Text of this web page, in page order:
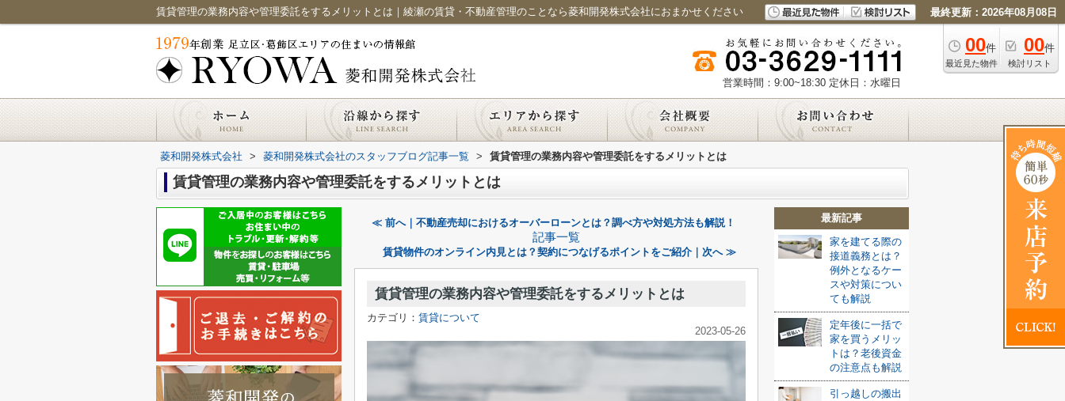
賃貸管理の業務内容や管理委託をするメリットとは｜綾瀬の賃貸・不動産管理のことなら菱和開発株式会社におまかせください 最終更新：2026年08月08日
00件
最近見た物件
00件
検討リスト
営業時間：9:00~18:30 定休日：水曜日
菱和開発株式会社 > 菱和開発株式会社のスタッフブログ記事一覧 > 賃貸管理の業務内容や管理委託をするメリットとは
賃貸管理の業務内容や管理委託をするメリットとは
≪ 前へ｜不動産売却におけるオーバーローンとは？調べ方や対処方法も解説！
記事一覧
賃貸物件のオンライン内見とは？契約につなげるポイントをご紹介｜次へ ≫
賃貸管理の業務内容や管理委託をするメリットとは
カテゴリ： 賃貸について
2023-05-26
最新記事
家を建てる際の
接道義務とは？
例外となるケー
スや対策につい
ても解説
定年後に一括で
家を買うメリッ
トは？老後資金
の注意点も解説
引っ越しの搬出